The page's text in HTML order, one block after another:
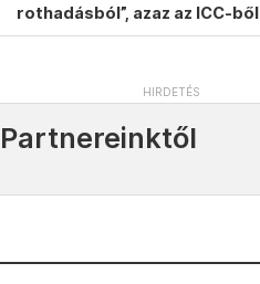
rothadásból”, azaz az ICC-ből
Partnereinktől